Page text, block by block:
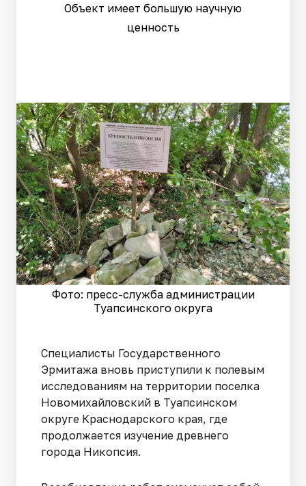
Объект имеет большую научную
ценность
Фото: пресс-служба администрации
Туапсинского округа
Специалисты Государственного
Эрмитажа вновь приступили к полевым
исследованиям на территории поселка
Новомихайловский в Туапсинском
округе Краснодарского края, где
продолжается изучение древнего
города Никопсия.